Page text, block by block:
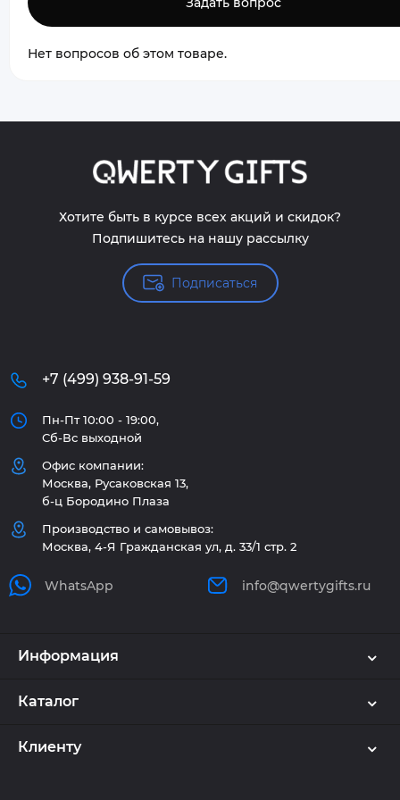
Нет вопросов об этом товаре.
Хотите быть в курсе всех акций и скидок?
Подпишитесь на нашу рассылку
Подписаться
+7 (499) 938-91-59
Пн-Пт 10:00 - 19:00,
Сб-Вс выходной
Офис компании:
Москва, Русаковская 13,
б-ц Бородино Плаза
Производство и самовывоз:
Москва, 4-Я Гражданская ул, д. 33/1 стр. 2
WhatsApp info@qwertygifts.ru
Информация
Каталог
Клиенту